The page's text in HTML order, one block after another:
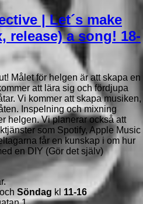
| Let´s make
release) a song! 18-
Målet för helgen är att skapa en
att lära sig och fördjupa
Vi kommer att skapa musiken,
Inspelning och mixning
helgen. Vi planerar också att
som Spotify, Apple Music
får en kunskap i om hur
en DIY (Gör det själv)
och Söndag kl 11-16